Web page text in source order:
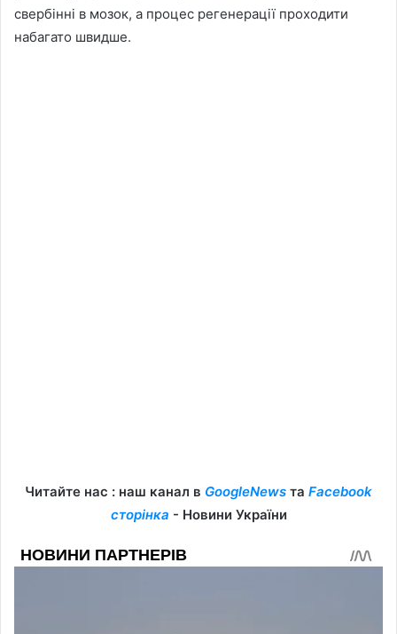
свербінні в мозок, а процес регенерації проходити
набагато швидше.
Читайте нас : наш канал в GoogleNews та Facebook
сторінка - Новини України